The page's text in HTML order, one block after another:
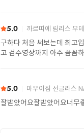
5.0 까르띠에 림리스 무
구하다 처음 써보는데 최고
고 검수영상까지 아주 꼼꼼
5.0 마우이짐 선글라스
잘받았어요잘받았어요너무